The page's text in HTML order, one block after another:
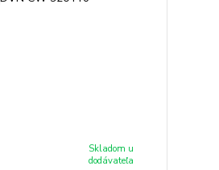
Skladom u
dodávateľa